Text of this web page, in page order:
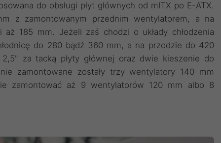
do obsługi płyt głównych od mITX po E-ATX.
z zamontowanym przednim wentylatorem, a na
185 mm. Jeżeli zaś chodzi o układy chłodzenia
do 280 bądź 360 mm, a na przodzie do 420
za tacką płyty głównej oraz dwie kieszenie do
zamontowane zostały trzy wentylatory 140 mm
zamontować aż 9 wentylatorów 120 mm albo 8